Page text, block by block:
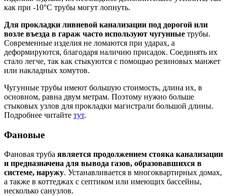
как при -10°C трубы могут лопнуть.
Для прокладки ливневой канализации под дорогой или
возле въезда в гараж часто используют чугунные трубы.
Современные изделия не ломаются при ударах, а
деформируются, благодаря наличию присадок. Соединять их
стало легче, так как стыкуются с помощью резиновых манжет
или накладных хомутов.
Чугунные трубы имеют большую стоимость, длина их, в
основном, равна двум метрам. Поэтому нужно больше
стыковых узлов для прокладки магистрали большой длины.
Подробнее читайте тут.
Фановые
Фановая труба является продолжением стояка канализации
и предназначена для вывода газов, образовавшихся в
системе, наружу. Устанавливается в многоквартирных домах,
а также в коттеджах с септиком или имеющих бассейны,
несколько санузлов.